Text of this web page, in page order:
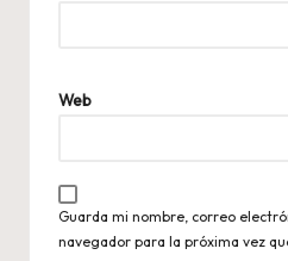
Web
Guarda mi nombre, correo
navegador para la próxima vez